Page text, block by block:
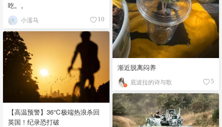
吃。。
小濡马 10
渐近脱离闷养
底波拉的诗与歌 5
【高温预警】36℃极端热浪杀回
英国！纪录恐打破